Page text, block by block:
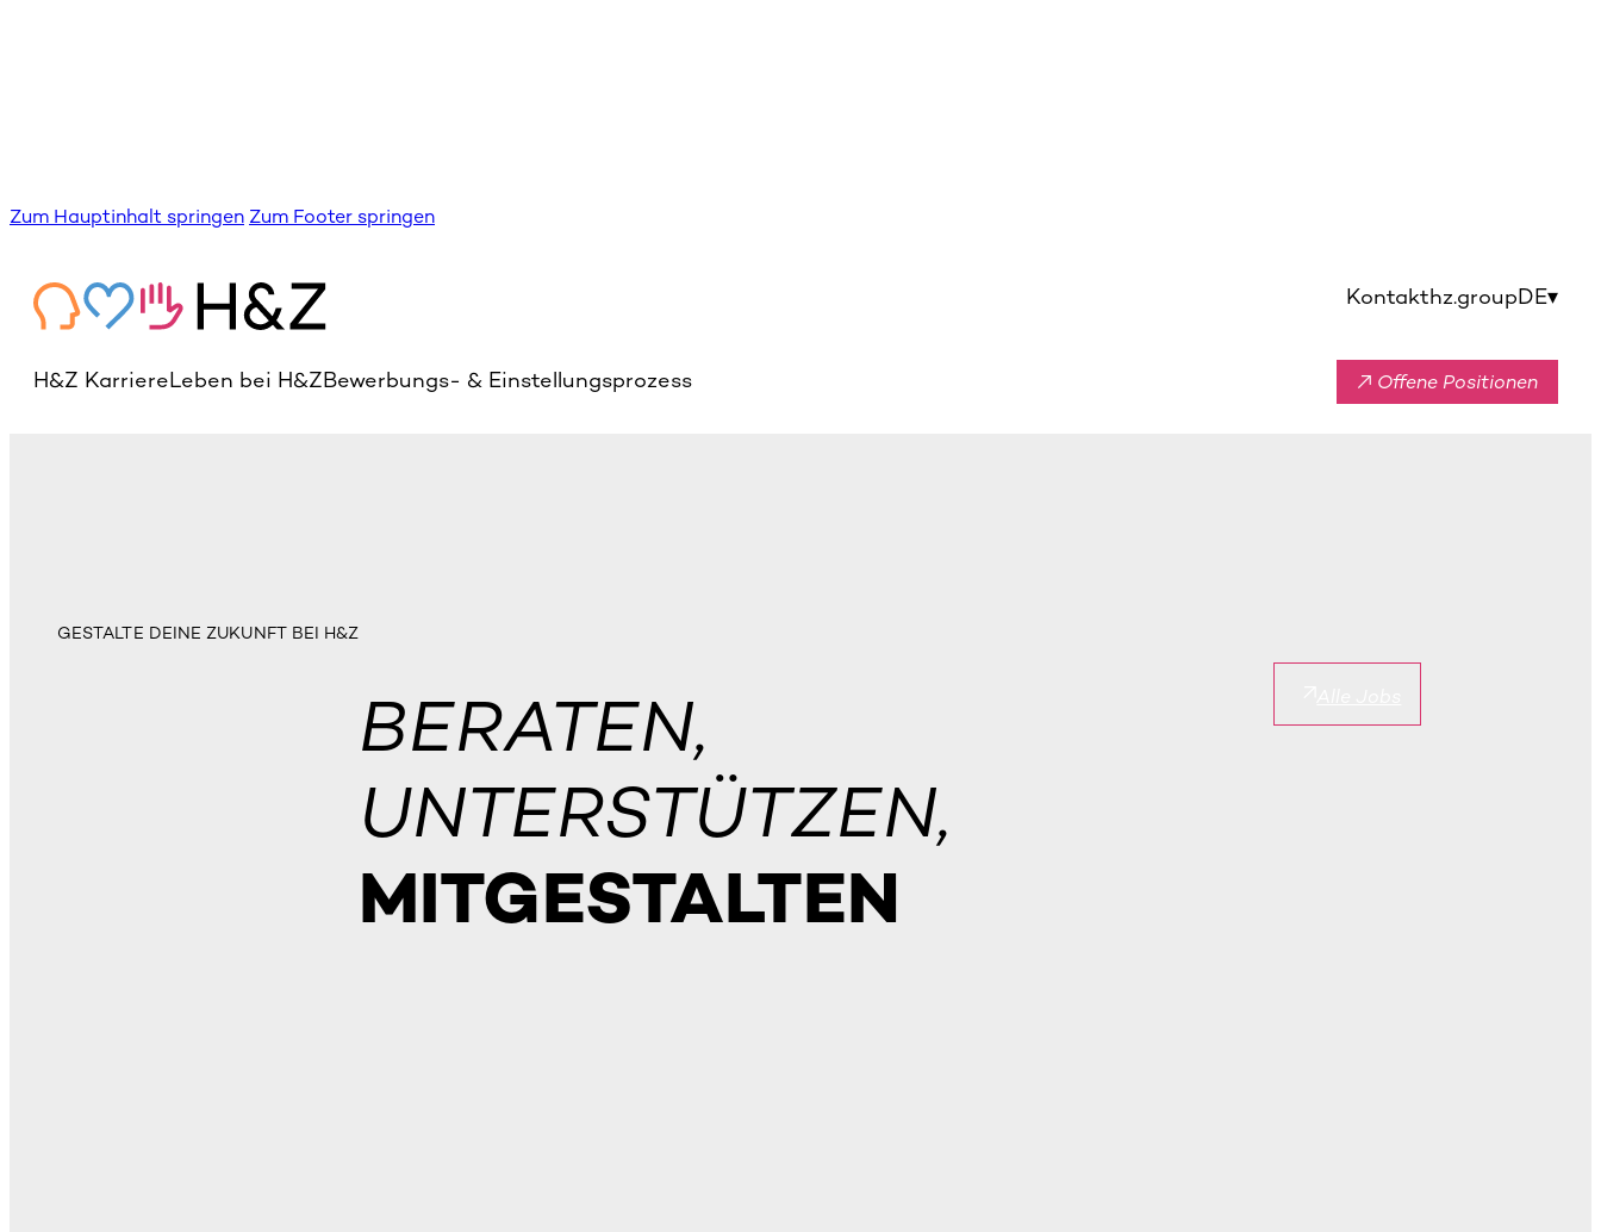
Zum Hauptinhalt springen Zum Footer springen
Kontakthz.groupDE▾
H&Z KarriereLeben bei H&ZBewerbungs- & Einstellungsprozess ↗ Offene Positionen
GESTALTE DEINE ZUKUNFT BEI H&Z
BERATEN,
UNTERSTÜTZEN,
MITGESTALTEN